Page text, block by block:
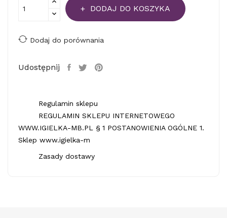
DODAJ DO KOSZYKA
Dodaj do porównania
Udostępnij
Regulamin sklepu
REGULAMIN SKLEPU INTERNETOWEGO
WWW.IGIELKA-MB.PL § 1 POSTANOWIENIA OGÓLNE 1.
Sklep www.igielka-m
Zasady dostawy